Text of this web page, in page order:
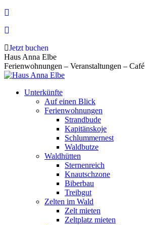
Zum
springen
Jetzt buchen
Haus Anna Elbe
Ferienwohnungen – Veranstaltungen – Café
Unterkünfte
Auf einen Blick
Ferienwohnungen
Strandbude
Kapitänskoje
Schlummernest
Waldbutze
Waldhütten
Sternenreich
Knautschzone
Biberbau
Treibgut
Zelten im Wald
Zelt mieten
Zeltplatz mieten